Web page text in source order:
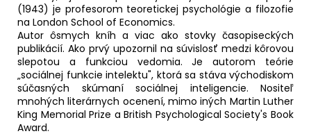
(1943) je profesorom teoretickej psychológie a filozofie
na London School of Economics.
Autor ôsmych kníh a viac ako stovky časopiseckých
publikácií. Ako prvý upozornil na súvislosť medzi kôrovou
slepotou a funkciou vedomia. Je autorom teórie
„sociálnej funkcie intelektu", ktorá sa stáva východiskom
súčasných skúmaní sociálnej inteligencie. Nositeľ
mnohých literárnych ocenení, mimo iných Martin Luther
King Memorial Prize a British Psychological Society's Book
Award.